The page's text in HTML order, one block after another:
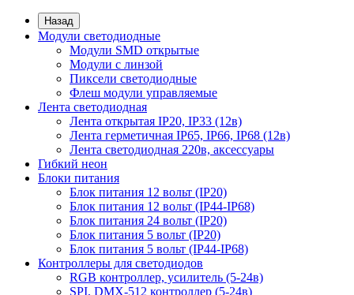
Назад
Модули светодиодные
Модули SMD открытые
Модули с линзой
Пиксели светодиодные
Флеш модули управляемые
Лента светодиодная
Лента открытая IP20, IP33 (12в)
Лента герметичная IP65, IP66, IP68 (12в)
Лента светодиодная 220в, аксессуары
Гибкий неон
Блоки питания
Блок питания 12 вольт (IP20)
Блок питания 12 вольт (IP44-IP68)
Блок питания 24 вольт (IP20)
Блок питания 5 вольт (IP20)
Блок питания 5 вольт (IP44-IP68)
Контроллеры для светодиодов
RGB контроллер, усилитель (5-24в)
SPI, DMX-512 контроллер (5-24в)